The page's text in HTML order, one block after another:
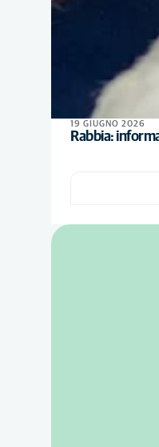
19 GIUGNO 2026
Rabbia: